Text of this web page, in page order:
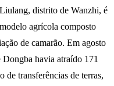
distrito de Wanzhi, é
agrícola composto
de camarão. Em agosto
havia atraído 171
de transferências de terras,